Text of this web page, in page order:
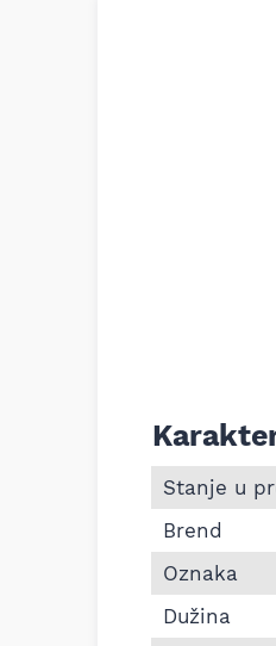
Informacije
Stanje u
Brend
Oznaka
Dužina